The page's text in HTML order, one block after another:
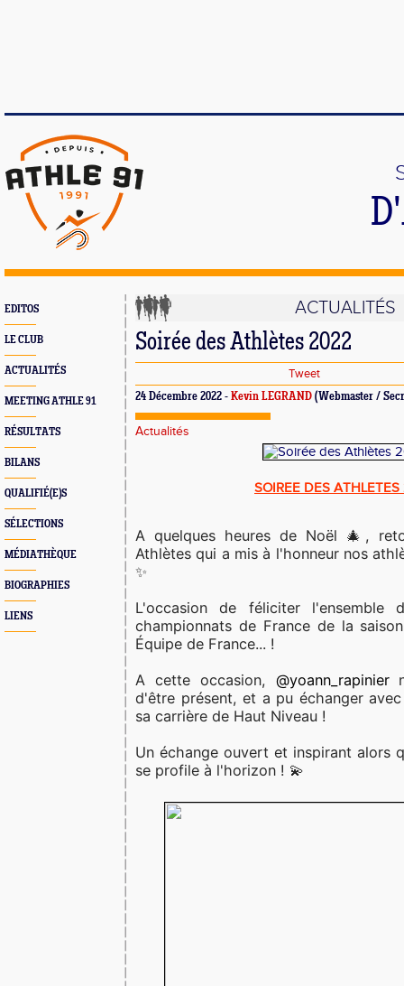
EDITOS
LE CLUB
ACTUALITÉS
MEETING ATHLE 91
RÉSULTATS
BILANS
QUALIFIÉ(E)S
SÉLECTIONS
MÉDIATHÈQUE
BIOGRAPHIES
LIENS
ACTUALITÉS
Soirée des Athlètes 2022
Tweet
24 Décembre 2022 - Kevin LEGRAND (Webmaster /
Actualités
SOIREE DES
A quelques heures de Noël 🎄,
Athlètes qui a mis à l'honneur nos
✨
L'occasion de féliciter l'ensemble
championnats de France de la
Équipe de France... !
A cette occasion, @yoann_rapinier
d'être présent, et a pu échanger
sa carrière de Haut Niveau !
Un échange ouvert et inspirant alors
se profile à l'horizon ! 💫